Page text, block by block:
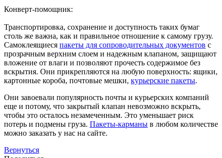
Конверт-помощник:
Транспортировка, сохранение и доступность таких бумаг
столь же важна, как и правильное отношение к самому грузу.
Самоклеящиеся пакеты для сопроводительных документов с
прозрачным верхним слоем и надежным клапаном, защищают
вложение от влаги и позволяют прочесть содержимое без
вскрытия. Они прикрепляются на любую поверхность: ящики,
картонные короба, почтовые мешки, курьерские пакеты.
Они завоевали популярность почты и курьерских компаний
еще и потому, что закрытый клапан невозможно вскрыть,
чтобы это осталось незамеченным. Это уменьшает риск
потерь и подмены груза. Пакеты-карманы в любом количестве
можно заказать у нас на сайте.
Вернуться